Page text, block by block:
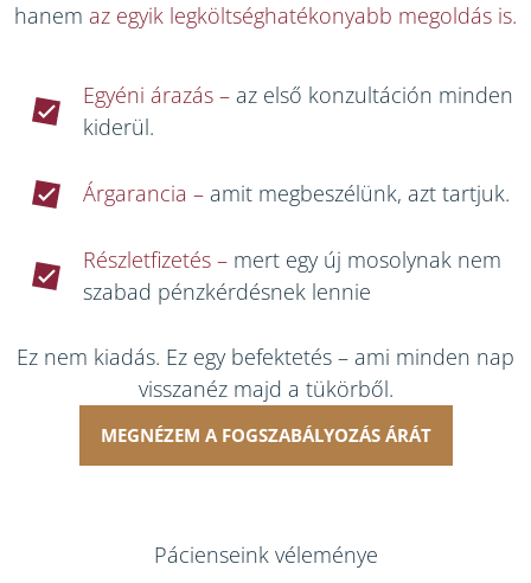
hanem az egyik legköltséghatékonyabb megoldás is.
Egyéni árazás – az első konzultáción minden
kiderül.
Árgarancia – amit megbeszélünk, azt tartjuk.
Részletfizetés – mert egy új mosolynak nem
szabad pénzkérdésnek lennie
Ez nem kiadás. Ez egy befektetés – ami minden nap
visszanéz majd a tükörből.
MEGNÉZEM A FOGSZABÁLYOZÁS ÁRÁT
Pácienseink véleménye